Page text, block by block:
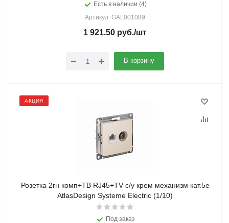
Есть в наличии (4)
Артикул: GAL001089
1 921.50 руб./шт
В корзину
АКЦИЯ
Розетка 2гн комп+ТВ RJ45+TV с/у крем механизм кат.5е
AtlasDesign Systeme Electric (1/10)
Под заказ